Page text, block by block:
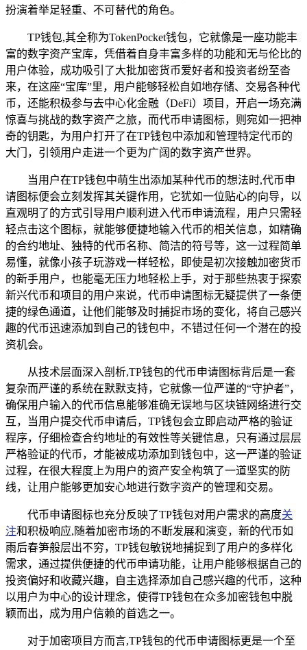
扮演着举足轻重、不可替代的角色。
TP钱包,其全称为TokenPocket钱包，它就像是一座功能丰
富的数字资产宝库，凭借着自身丰富多样的功能和无与伦比的
用户体验，成功吸引了大批加密货币爱好者和投资者纷至沓
来，在这座“宝库”里，用户能够轻松自如地存储、交易各种代
币，还能积极参与去中心化金融（DeFi）项目，开启一场充满
惊喜与挑战的数字资产之旅，而代币申请图标，则宛如一把神
奇的钥匙，为用户打开了在TP钱包中添加和管理特定代币的
大门，引领用户走进一个更为广阔的数字资产世界。
当用户在TP钱包中萌生出添加某种代币的想法时,代币申
请图标便会立刻发挥其关键作用，它犹如一位贴心的向导，以
直观明了的方式引导用户顺利进入代币申请流程，用户只需轻
轻点击这个图标，就能够便捷地输入代币的相关信息，如精确
的合约地址、独特的代币名称、简洁的符号等，这一过程简单
易懂，就像小孩子玩游戏一样轻松，即使是初次接触加密货币
的新手用户，也能毫无压力地轻松上手，对于那些热衷于探索
新兴代币和项目的用户来说，代币申请图标无疑提供了一条便
捷的绿色通道，让他们能够及时捕捉市场的变化，将自己感兴
趣的代币迅速添加到自己的钱包中，不错过任何一个潜在的投
资机会。
从技术层面深入剖析,TP钱包的代币申请图标背后是一套
复杂而严谨的系统在默默支持，它就像一位严谨的“守护者”，
确保用户输入的代币信息能够准确无误地与区块链网络进行交
互，当用户提交代币申请后，TP钱包会立即启动严格的验证
程序，仔细检查合约地址的有效性等关键信息，只有通过层层
严格验证的代币，才能被成功添加到钱包中，这一严谨的验证
过程，在很大程度上为用户的资产安全构筑了一道坚实的防
线，让用户能够更加安心地进行数字资产的管理和交易。
代币申请图标也充分反映了TP钱包对用户需求的高度关
注和积极响应,随着加密市场的不断发展和演变，新的代币如
雨后春笋般层出不穷，TP钱包敏锐地捕捉到了用户的多样化
需求，通过提供便捷的代币申请功能，让用户能够根据自己的
投资偏好和收藏兴趣，自主选择添加自己感兴趣的代币，这种
以用户为中心的设计理念，使得TP钱包在众多加密钱包中脱
颖而出，成为用户信赖的首选之一。
对于加密项目方而言,TP钱包的代币申请图标更是一个至